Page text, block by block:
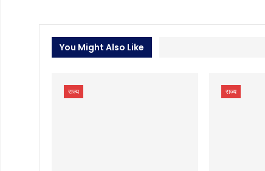
You Might Also Like
राज्य राज्य